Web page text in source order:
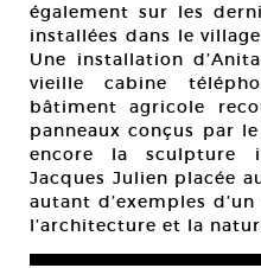
également sur les
installées dans le
Une installation
vieille cabine
bâtiment agricole
panneaux conçus par
encore la sculpture
Jacques Julien placée
autant d’exemples
l’architecture et la